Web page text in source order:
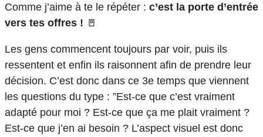
Comme j’aime à te le répéter : c’est la porte d’entrée
vers tes offres ! 🚪
Les gens commencent toujours par voir, puis ils
ressentent et enfin ils raisonnent afin de prendre leur
décision. C’est donc dans ce 3e temps que viennent
les questions du type : ”Est-ce que c’est vraiment
adapté pour moi ? Est-ce que ça me plait vraiment ?
Est-ce que j’en ai besoin ? L’aspect visuel est donc